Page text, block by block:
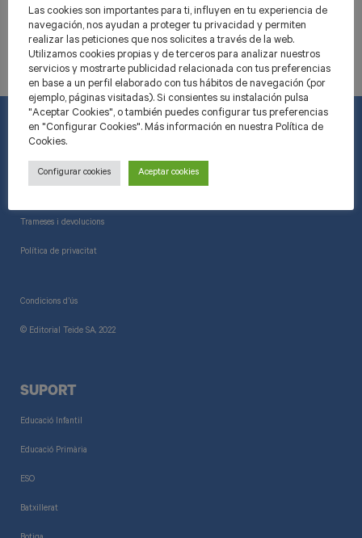
INFORMACIÓ
Trameses i devolucions
Política de privacitat
Condicions d’ús
© Editorial Teide SA, 2022
SUPORT
Educació Infantil
Educació Primària
ESO
Batxillerat
Las cookies son importantes para ti, influyen en tu experiencia de
navegación, nos ayudan a proteger tu privacidad y permiten
realizar las peticiones que nos solicites a través de la web.
Utilizamos cookies propias y de terceros para analizar nuestros
servicios y mostrarte publicidad relacionada con tus preferencias
en base a un perfil elaborado con tus hábitos de navegación (por
ejemplo, páginas visitadas). Si consientes su instalación pulsa
"Aceptar Cookies", o también puedes configurar tus preferencias
en "Configurar Cookies". Más información en nuestra Política de
Cookies.
Configurar cookies Aceptar cookies